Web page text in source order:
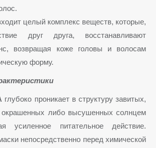
целый комплекс веществ, которые,
друг друга, восстанавливают
возвращая коже головы и волосам
форму.
глубоко проникает в структуру завитых,
окрашенных либо высушенных солнцем
усиленное питательное действие.
непосредственно перед химической